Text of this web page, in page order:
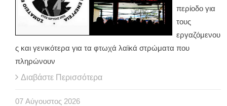
περίοδο για
τους
εργαζόμενου
ς και γενικότερα για τα φτωχά λαϊκά στρώματα που
πληρώνουν
Διαβάστε Περισσότερα
07 Αύγουστος 2026